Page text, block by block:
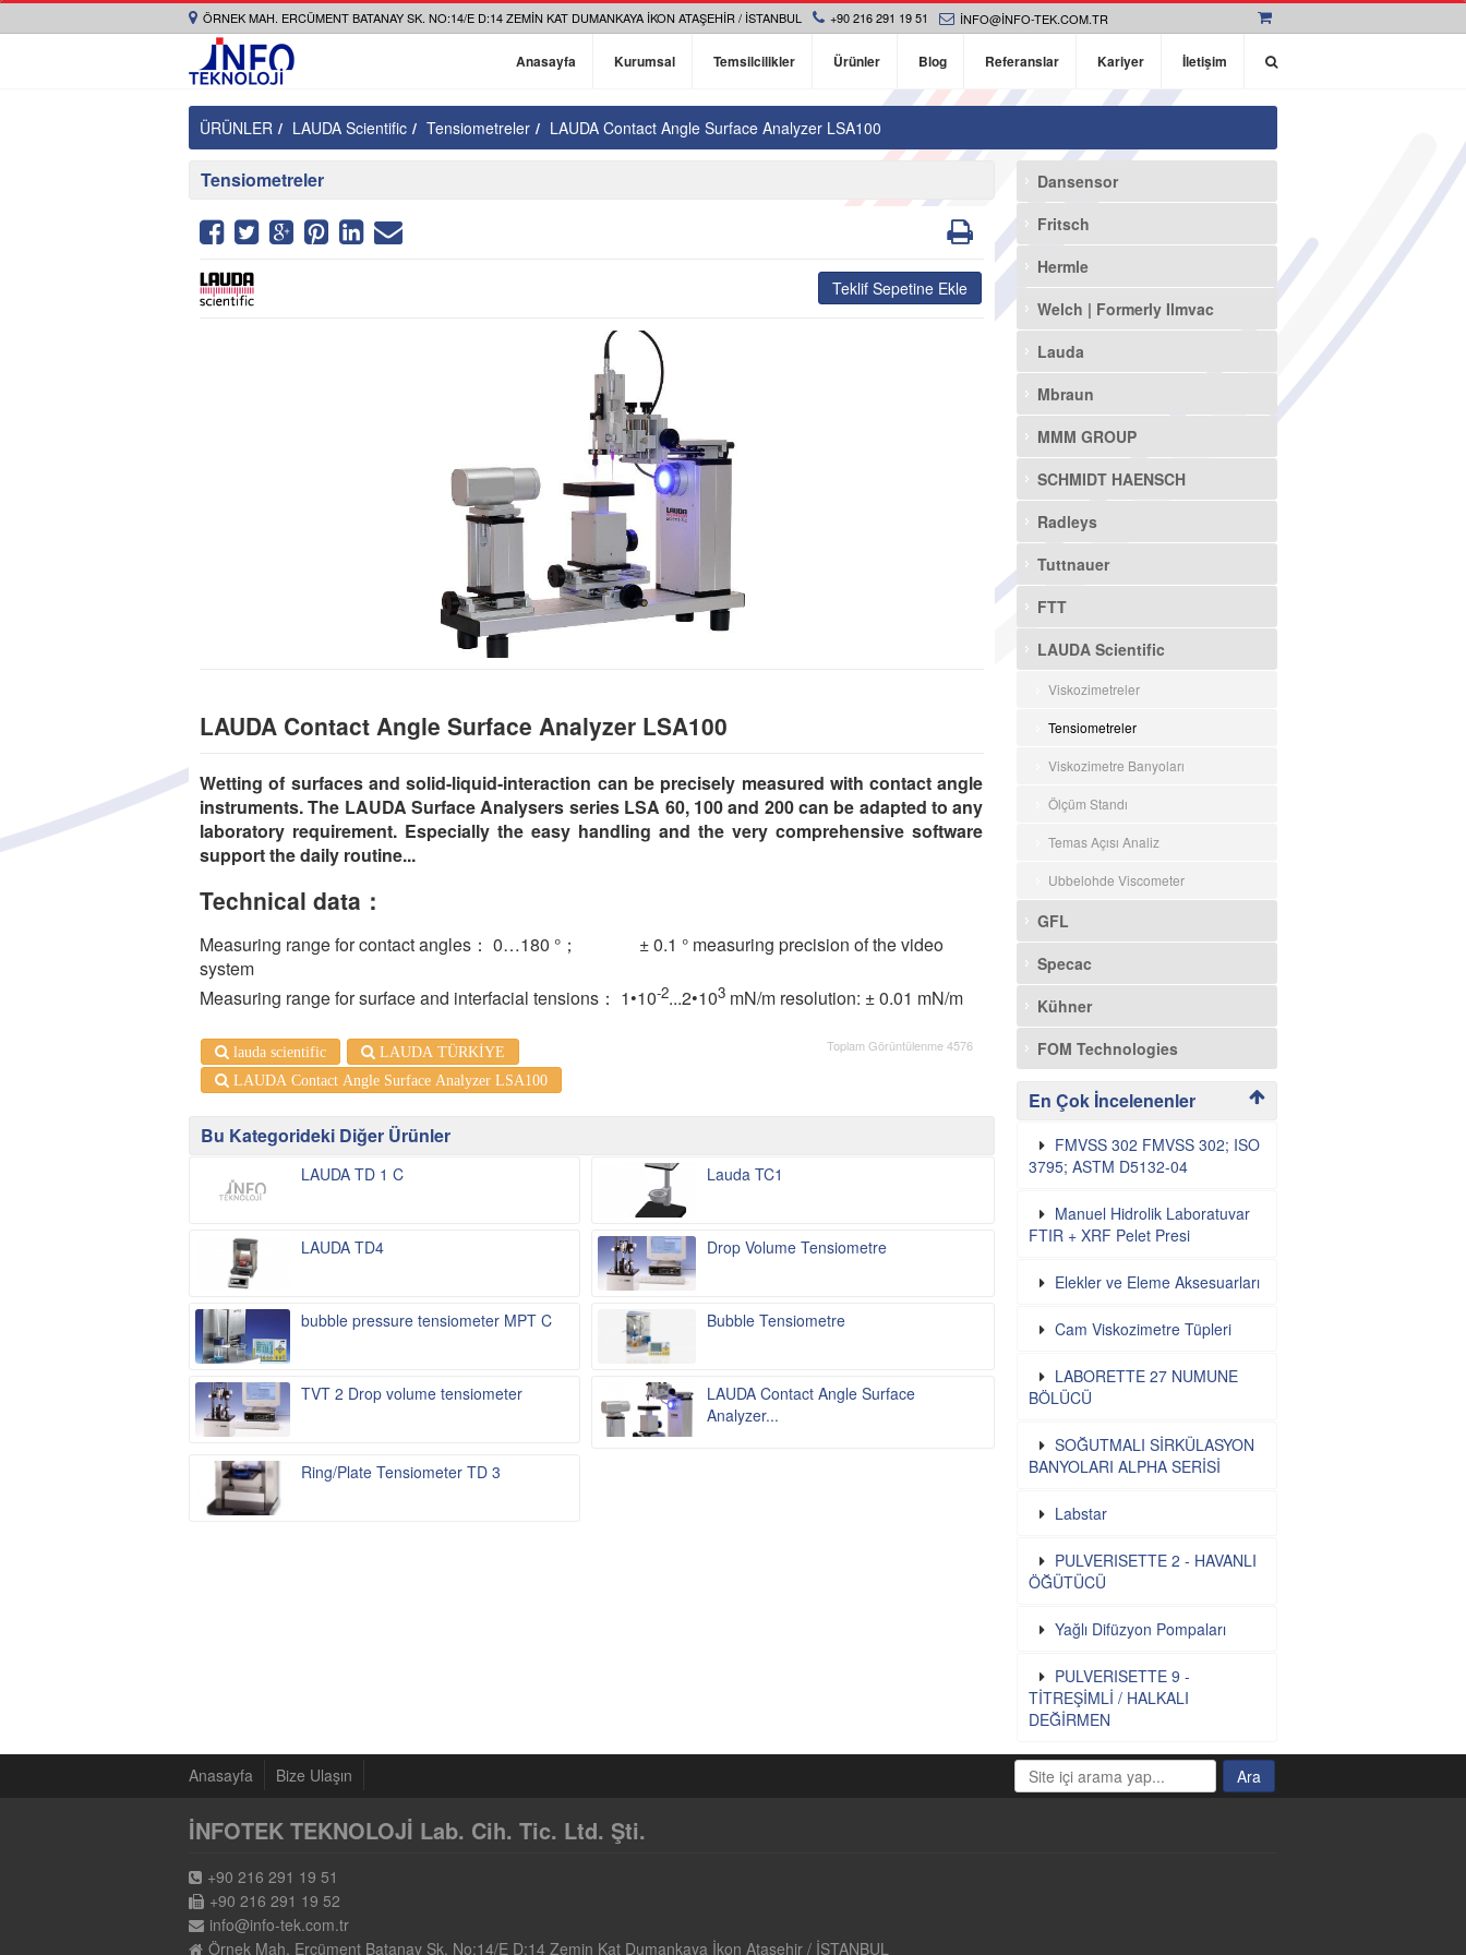
ÖRNEK MAH. ERCÜMENT BATANAY SK. NO:14/E D:14 ZEMIN KAT DUMANKAYA İKON ATAŞEHIR / İSTANBUL +90 216 291 19 51 INFO@INFO-TEK.COM.TR
Anasayfa Kurumsal Temsilcilikler Ürünler Blog Referanslar Kariyer İletişim
ÜRÜNLER LAUDA Scientific Tensiometreler LAUDA Contact Angle Surface Analyzer LSA100
Tensiometreler
LAUDA Contact Angle Surface Analyzer LSA100
Wetting of surfaces and solid-liquid-interaction can be precisely measured with contact angle
instruments. The LAUDA Surface Analysers series LSA 60, 100 and 200 can be adapted to any
laboratory requirement. Especially the easy handling and the very comprehensive software
support the daily routine...
Technical data：
Measuring range for contact angles： 0…180 °； ± 0.1 ° measuring precision of the video
system
Measuring range for surface and interfacial tensions： 1•10-2...2•103 mN/m resolution: ± 0.01 mN/m
Toplam Görüntülenme 4576
lauda scientific
LAUDA TÜRKİYE
LAUDA Contact Angle Surface Analyzer LSA100
Bu Kategorideki Diğer Ürünler
LAUDA TD 1 C Lauda TC1
LAUDA TD4 Drop Volume Tensiometre
bubble pressure tensiometer MPT C Bubble Tensiometre
TVT 2 Drop volume tensiometer
LAUDA Contact Angle Surface
Analyzer...
Ring/Plate Tensiometer TD 3
Dansensor
Fritsch
Hermle
Welch | Formerly Ilmvac
Lauda
Mbraun
MMM GROUP
SCHMIDT HAENSCH
Radleys
Tuttnauer
FTT
LAUDA Scientific
Viskozimetreler
Tensiometreler
Viskozimetre Banyoları
Ölçüm Standı
Temas Açısı Analiz
Ubbelohde Viscometer
GFL
Specac
Kühner
FOM Technologies
En Çok İncelenenler
FMVSS 302 FMVSS 302; ISO
3795; ASTM D5132-04
Manuel Hidrolik Laboratuvar
FTIR + XRF Pelet Presi
Elekler ve Eleme Aksesuarları
Cam Viskozimetre Tüpleri
LABORETTE 27 NUMUNE
BÖLÜCÜ
SOĞUTMALI SİRKÜLASYON
BANYOLARI ALPHA SERİSİ
Labstar
PULVERISETTE 2 - HAVANLI
ÖĞÜTÜCÜ
Yağlı Difüzyon Pompaları
PULVERISETTE 9 -
TİTREŞİMLİ / HALKALI
DEĞİRMEN
Anasayfa Bize Ulaşın
İNFOTEK TEKNOLOJİ Lab. Cih. Tic. Ltd. Şti.
+90 216 291 19 51
+90 216 291 19 52
info@info-tek.com.tr
Örnek Mah. Ercüment Batanay Sk. No:14/E D:14 Zemin Kat Dumankaya İkon Ataşehir / İSTANBUL